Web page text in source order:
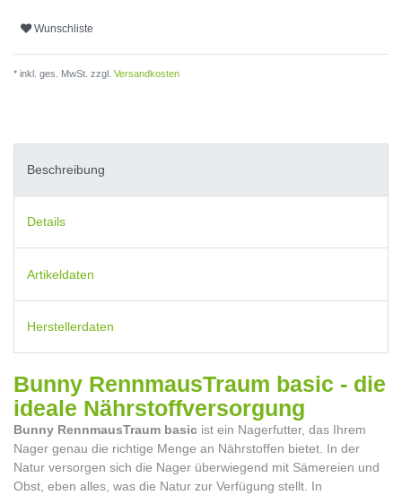
Wunschliste
* inkl. ges. MwSt. zzgl. Versandkosten
Beschreibung
Details
Artikeldaten
Herstellerdaten
Bunny RennmausTraum basic - die
ideale Nährstoffversorgung
Bunny RennmausTraum basic ist ein Nagerfutter, das Ihrem
Nager genau die richtige Menge an Nährstoffen bietet. In der
Natur versorgen sich die Nager überwiegend mit Sämereien und
Obst, eben alles, was die Natur zur Verfügung stellt. In